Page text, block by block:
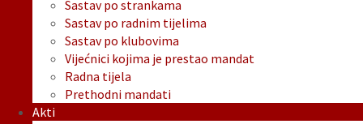
Sastav po strankama
Sastav po radnim tijelima
Sastav po klubovima
Vijećnici kojima je prestao mandat
Radna tijela
Prethodni mandati
Akti